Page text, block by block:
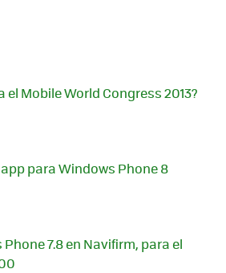
el Mobile World Congress 2013?
para Windows Phone 8
7.8 en Navifirm, para el